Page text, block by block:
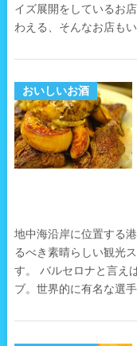
イズ展開をしているお
わえる、そんなお店も
おいしいお酒
地中海沿岸に位置する
るべき素晴らしい観光
す。 バルセロナと言え
ブ。世界的に有名な選